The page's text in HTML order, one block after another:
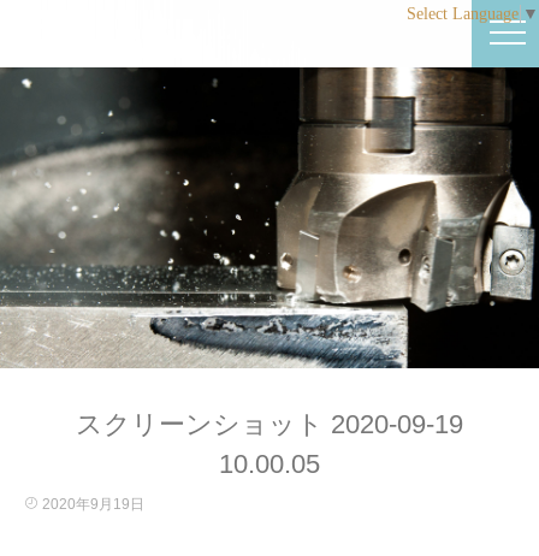
Select Language ▼
スクリーンショット 2020-09-19
10.00.05
2020年9月19日